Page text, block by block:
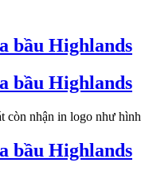
bầu Highlands
bầu Highlands
còn nhận in logo như hình
bầu Highlands